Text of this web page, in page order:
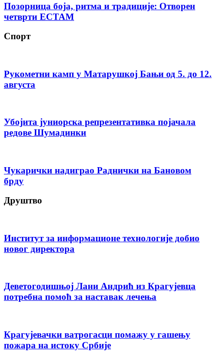
Позорница боја, ритма и традиције: Отворен
четврти ЕСТАМ
Спорт
Рукометни камп у Матарушкој Бањи од 5. до 12.
августа
Убојита јуниорска репрезентативка појачала
редове Шумадинки
Чукарички надиграо Раднички на Бановом
брду
Друштво
Институт за информационе технологије добио
новог директора
Деветогодишњој Лани Андрић из Крагујевца
потребна помоћ за наставак лечења
Крагујевачки ватрогасци помажу у гашењу
пожара на истоку Србије